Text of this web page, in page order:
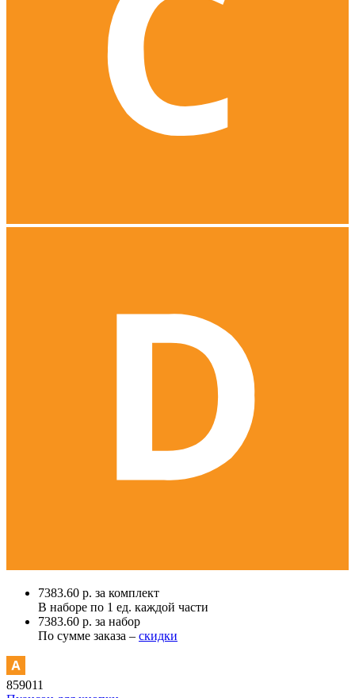
7383.60 р. за комплект
В наборе по 1 ед. каждой части
7383.60 р. за набор
По сумме заказа – скидки
859011